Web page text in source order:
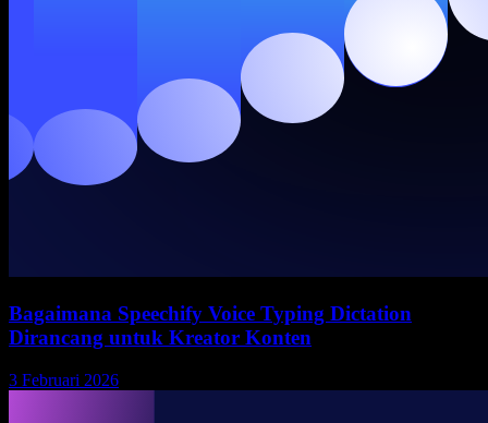
Bagaimana Speechify Voice Typing Dictation
Dirancang untuk Kreator Konten
3 Februari 2026